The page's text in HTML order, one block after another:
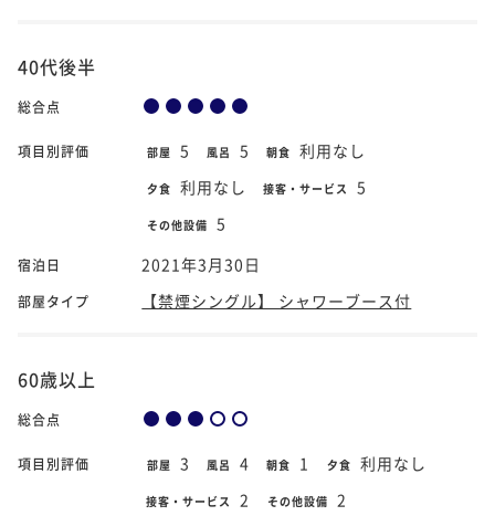
40代後半
総合点
項目別評価 部屋 5 風呂 5 朝食 利用なし
夕食 利用なし 接客・サービス 5
その他設備 5
宿泊日 2021年3月30日
部屋タイプ 【禁煙シングル】 シャワーブース付
60歳以上
総合点
項目別評価 部屋 3 風呂 4 朝食 1 夕食 利用なし
接客・サービス 2 その他設備 2